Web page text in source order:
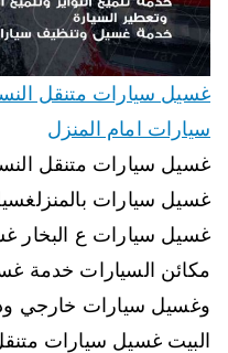
سيارات امام المنزل
غسيل سيارات متنقل
غسيل سيارات ع البخار
مكائن السيارات خدمة
وغسيل سيارات خارجي
البيت غسيل سيارات